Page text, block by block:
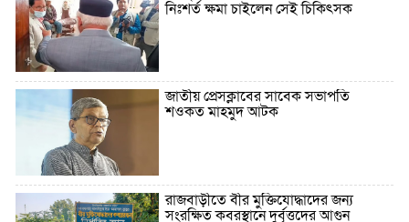
নিঃশর্ত ক্ষমা চাইলেন সেই চিকিৎসক
জাতীয় প্রেসক্লাবের সাবেক সভাপতি
শওকত মাহমুদ আটক
রাজবাড়ীতে বীর মুক্তিযোদ্ধাদের জন্য
সংরক্ষিত কবরস্থানে দুর্বৃত্তদের আগুন